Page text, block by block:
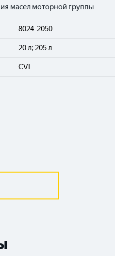
масел моторной группы
8024-2050
20 л; 205 л
CVL